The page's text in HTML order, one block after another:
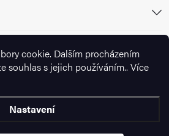
cookie. Dalším procházením
souhlas s jejich používáním.. Více
Nastavení
Sledujte nás